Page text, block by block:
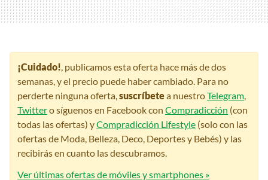
¡Cuidado!, publicamos esta oferta hace más de dos
semanas, y el precio puede haber cambiado. Para no
perderte ninguna oferta,suscríbetea nuestroTelegram,
Twittero síguenos en Facebook con Compradicción (con
todas las ofertas) yCompradicción Lifestyle (solo con las
ofertas de Moda, Belleza, Deco, Deportes y Bebés) y las
recibirás en cuanto las descubramos.
Ver últimas ofertas de móviles y smartphones »